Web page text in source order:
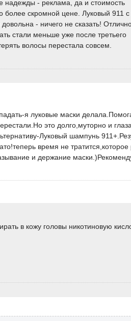
надежды - реклама, да и стоимость
более скромной цене. Луковый 911 с
- ничего не сказать!
стали меньше уже после третьего
волосы перестала совсем.
я луковые маски
это долго,муторно и
Луковый шампунь
время не
и держание
в кожу головы никотиновую